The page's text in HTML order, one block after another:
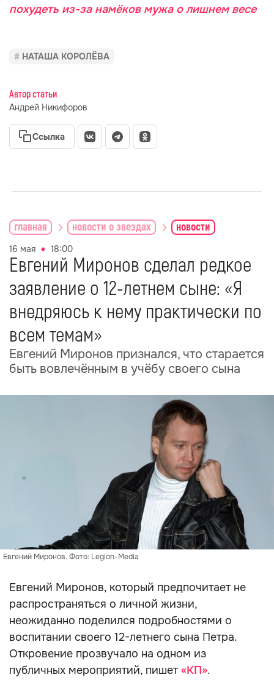
похудеть из-за намёков мужа о лишнем весе
НАТАША КОРОЛЁВА
Автор статьи
Андрей Никифоров
Ссылка
главная новости о звездах новости
16 мая 18:00
Евгений Миронов сделал редкое
заявление о 12-летнем сыне: «Я
внедряюсь к нему практически по
всем темам»
Евгений Миронов признался, что старается
быть вовлечённым в учёбу своего сына
Евгений Миронов. Фото: Legion-Media
Евгений Миронов, который предпочитает не
распространяться о личной жизни,
неожиданно поделился подробностями о
воспитании своего 12-летнего сына Петра.
Откровение прозвучало на одном из
публичных мероприятий, пишет«КП».